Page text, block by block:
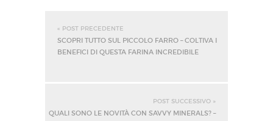
« POST PRECEDENTE
SCOPRI TUTTO SUL PICCOLO FARRO – COLTIVA I
BENEFICI DI QUESTA FARINA INCREDIBILE
POST SUCCESSIVO »
QUALI SONO LE NOVITÀ CON SAVVY MINERALS? –